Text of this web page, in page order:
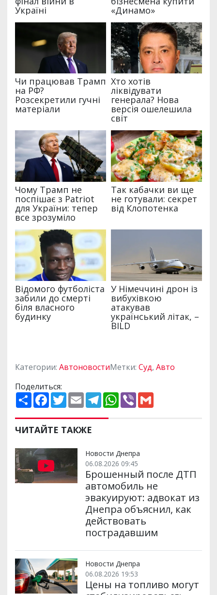
Категории: АвтоновостиМетки: Суд, Авто
Поделиться:
П
о
и
р
и
и
F
a
e
b
o
k
T
w
t
t
e
E
m
i
l
T
e
e
m
W
h
p
V
ЧИТАЙТЕ ТАКЖЕ
Новости Днепра
06.08.2026 09:45
Брошенный после ДТП
автомобиль не
эвакуируют: адвокат из
Днепра объяснил, как
действовать
пострадавшим
Новости Днепра
06.08.2026 19:53
Цены на топливо могут